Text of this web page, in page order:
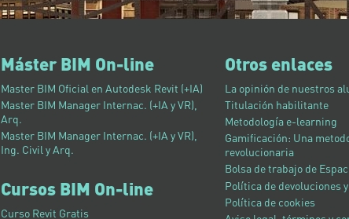
Máster BIM On-line
Master BIM Oficial en Autodesk Revit (+IA)
Master BIM Manager Internac. (+IA y VR),
Arq.
Master BIM Manager Internac. (+IA y VR),
Ing. Civil y Arq.
Cursos BIM On-line
Curso Revit Gratis
Otros enlaces
La opinión de nuestros
Titulación habilitante
Metodología e-learning
Gamificación: Una
revolucionaria
Bolsa de trabajo de
Política de devoluciones
Política de cookies